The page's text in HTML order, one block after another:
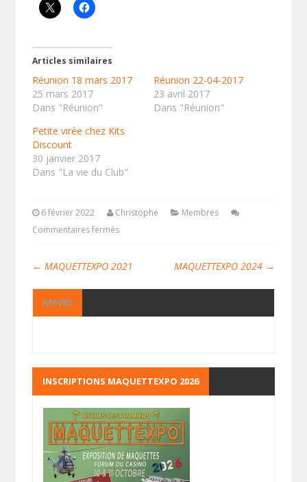
Articles similaires
Réunion 18 mars 2017
25 mars 2017
Dans "Réunion"
Réunion 22-04-2017
23 avril 2017
Dans "Réunion"
Petite virée chez Kits
Discount
30 janvier 2017
Dans "La vie du Club"
6 février 2022 Christophe
Membres
Commentaires fermés
← MAQUETTEXPO 2021 MAQUETTEXPO 2024 →
AMV83
INSCRIPTIONS MAQUETTEXPO 2026